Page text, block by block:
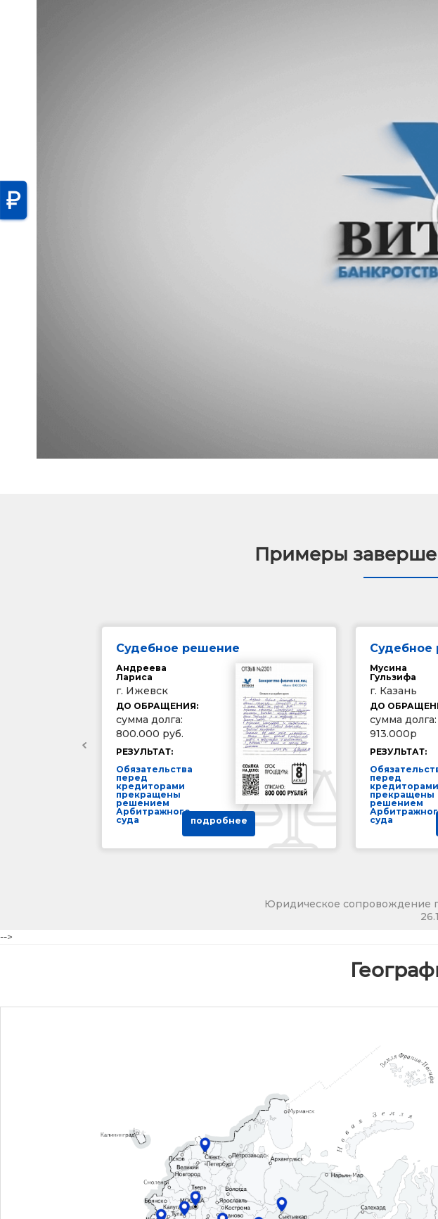
Примеры
Судебное решение
Андреева
Лариса
г. Ижевск
ДО ОБРАЩЕНИЯ:
сумма долга:
800.000 руб.
РЕЗУЛЬТАТ:
Обязательства
перед
кредиторами
прекращены
решением
Арбитражного
суда
подробнее
Судебное
Мусина
Гульзифа
г. Казань
ДО
сумма долга:
913.000р
РЕЗУЛЬТАТ:
перед
кредиторами
прекращены
решением
суда
Юридическое сопровождение
-->